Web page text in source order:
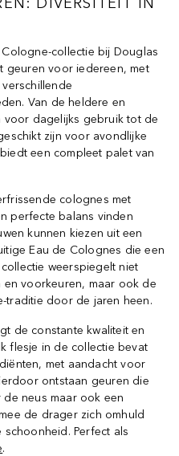
collectie bij Douglas
geuren voor iedereen, met
Van de heldere en
dagelijks gebruik tot de
zijn voor avondlijke
een compleet palet van
colognes met
perfecte balans vinden
kunnen kiezen uit een
Eau de Colognes die een
weerspiegelt niet
en voorkeuren, maar ook de
traditie door de jaren heen.
de constante kwaliteit en
flesje in de collectie bevat
met aandacht voor
ontstaan geuren die
neus maar ook een
de drager zich omhuld
Perfect als
.